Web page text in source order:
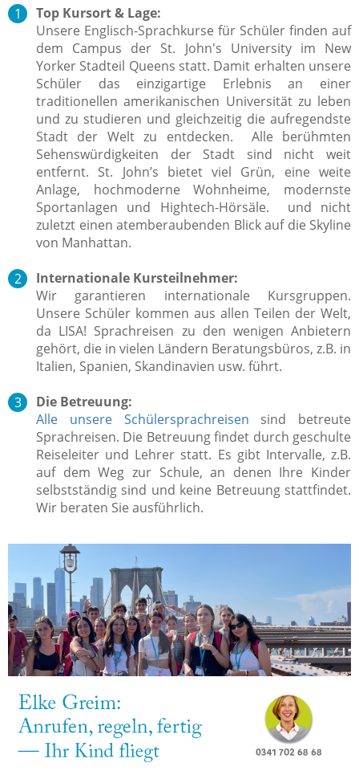
Top Kursort & Lage:
Unsere Englisch-Sprachkurse für Schüler finden auf
dem Campus der St. John's University im New
Yorker Stadteil Queens statt. Damit erhalten unsere
Schüler das einzigartige Erlebnis an einer
traditionellen amerikanischen Universität zu leben
und zu studieren und gleichzeitig die aufregendste
Stadt der Welt zu entdecken. Alle berühmten
Sehenswürdigkeiten der Stadt sind nicht weit
entfernt. St. John’s bietet viel Grün, eine weite
Anlage, hochmoderne Wohnheime, modernste
Sportanlagen und Hightech-Hörsäle. und nicht
zuletzt einen atemberaubenden Blick auf die Skyline
von Manhattan.
Internationale Kursteilnehmer:
Wir garantieren internationale Kursgruppen.
Unsere Schüler kommen aus allen Teilen der Welt,
da LISA! Sprachreisen zu den wenigen Anbietern
gehört, die in vielen Ländern Beratungsbüros, z.B. in
Italien, Spanien, Skandinavien usw. führt.
Die Betreuung:
Alle unsere Schülersprachreisen sind betreute
Sprachreisen. Die Betreuung findet durch geschulte
Reiseleiter und Lehrer statt. Es gibt Intervalle, z.B.
auf dem Weg zur Schule, an denen Ihre Kinder
selbstständig sind und keine Betreuung stattfindet.
Wir beraten Sie ausführlich.